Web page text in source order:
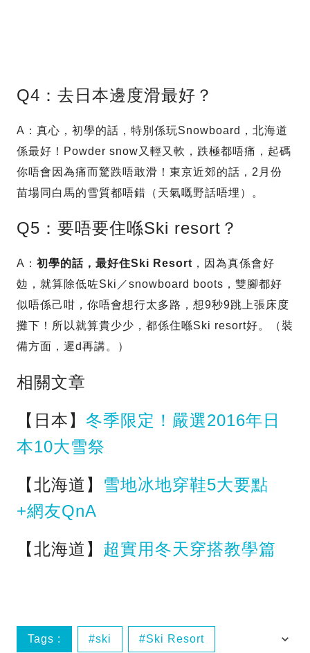
Q4：去日本邊度滑最好？
A：真心，初學的話，特別係玩Snowboard，北海道
係最好！Powder snow又輕又軟，跌極都唔痛，起碼
你唔會因為痛而驚跌唔敢滑！東京近郊的話，2月份
苗場同白馬的雪質都唔錯（天氣嘅野話唔埋）。
Q5：要唔要住喺Ski resort？
A： 初學的話，最好住Ski Resort ，因為真係會好
攰，就算除低咗Ski／snowboard boots，雙腳都好
似唔係己咁，你唔會想行太多路，想9秒9跳上張床度
攤下！所以就算貴少少，都係住喺Ski resort好。（裝
備方面，遲d再講。）
相關文章
【日本】 冬季限定！嚴選2016年日
本10大雪祭
【北海道】 雪地冰地穿鞋5大要點
+網友QnA
【北海道】 超實用冬天穿搭教學篇
Tags : ski Ski Resort